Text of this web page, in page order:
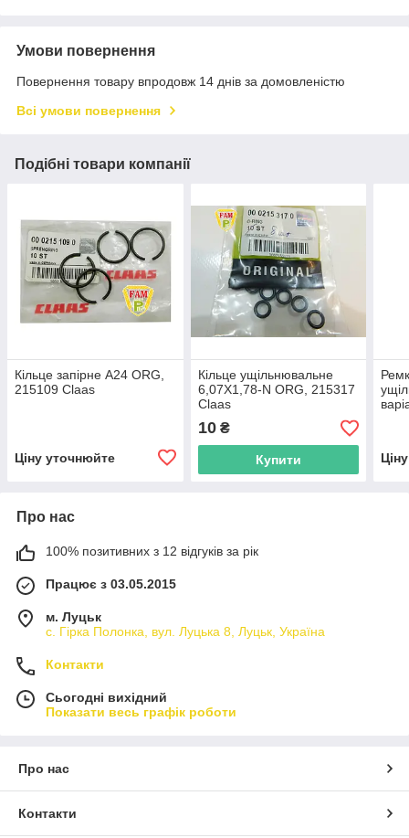
Умови повернення
Повернення товару впродовж 14 днів за домовленістю
Всі умови повернення
Подібні товари компанії
Кільце запірне А24 ORG,
215109 Claas
Ціну уточнюйте
Кільце ущільнювальне
6,07X1,78-N ORG, 215317
Claas
10₴
Купити
Про нас
100% позитивних з 12 відгуків за рік
Працює з 03.05.2015
м. Луцьк
с. Гірка Полонка, вул. Луцька 8, Луцьк, Україна
Контакти
Сьогодні вихідний
Показати весь графік роботи
Про нас
Контакти